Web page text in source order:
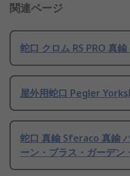
関連ページ
蛇口 クロム RS PRO 真
屋外用蛇口 Pegler
蛇口 真鍮 Sferaco 真鍮
ーン・ブラス・ガーデン